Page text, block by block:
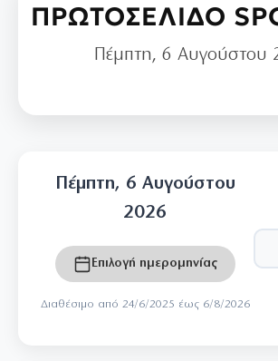
ΠΡΩΤΟΣΕΛΙΔΟ
Πέμπτη, 6 Αυγούστου
Πέμπτη, 6 Αυγούστου
2026
Επιλογή ημερομηνίας
Διαθέσιμο από 24/6/2025 έως 6/8/2026